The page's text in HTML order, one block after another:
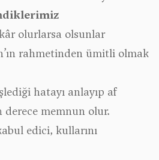
olurlarsa olsunlar
rahmetinden ümitli olmak
hatayı anlayıp af
derece memnun olur.
edici, kullarını